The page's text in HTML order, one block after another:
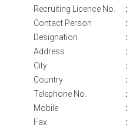
Recruiting Licence No.
:
Contact Person
:
Designation
:
Address
:
City
:
Country
:
Telephone No.
:
Mobile
:
Fax
: